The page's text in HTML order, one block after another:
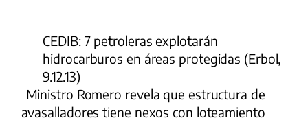
CEDIB: 7 petroleras explotarán
hidrocarburos en áreas protegidas (Erbol,
9.12.13)
Ministro Romero revela que estructura de
avasalladores tiene nexos con loteamiento